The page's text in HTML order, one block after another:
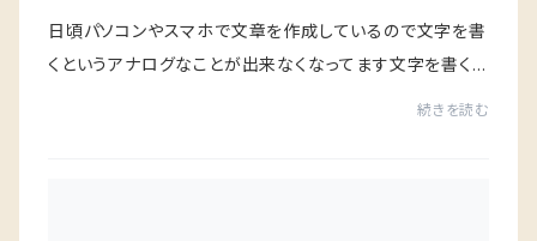
日頃パソコンやスマホで文章を作成しているので文字を書
くというアナログなことが出来なくなってます文字を書くと
続きを読む